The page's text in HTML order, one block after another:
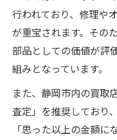
行われており、修理や
が重宝されます。その
部品としての価値が評
組みとなっています。
また、静岡市内の買取
査定」を推奨しており
「思った以上の金額